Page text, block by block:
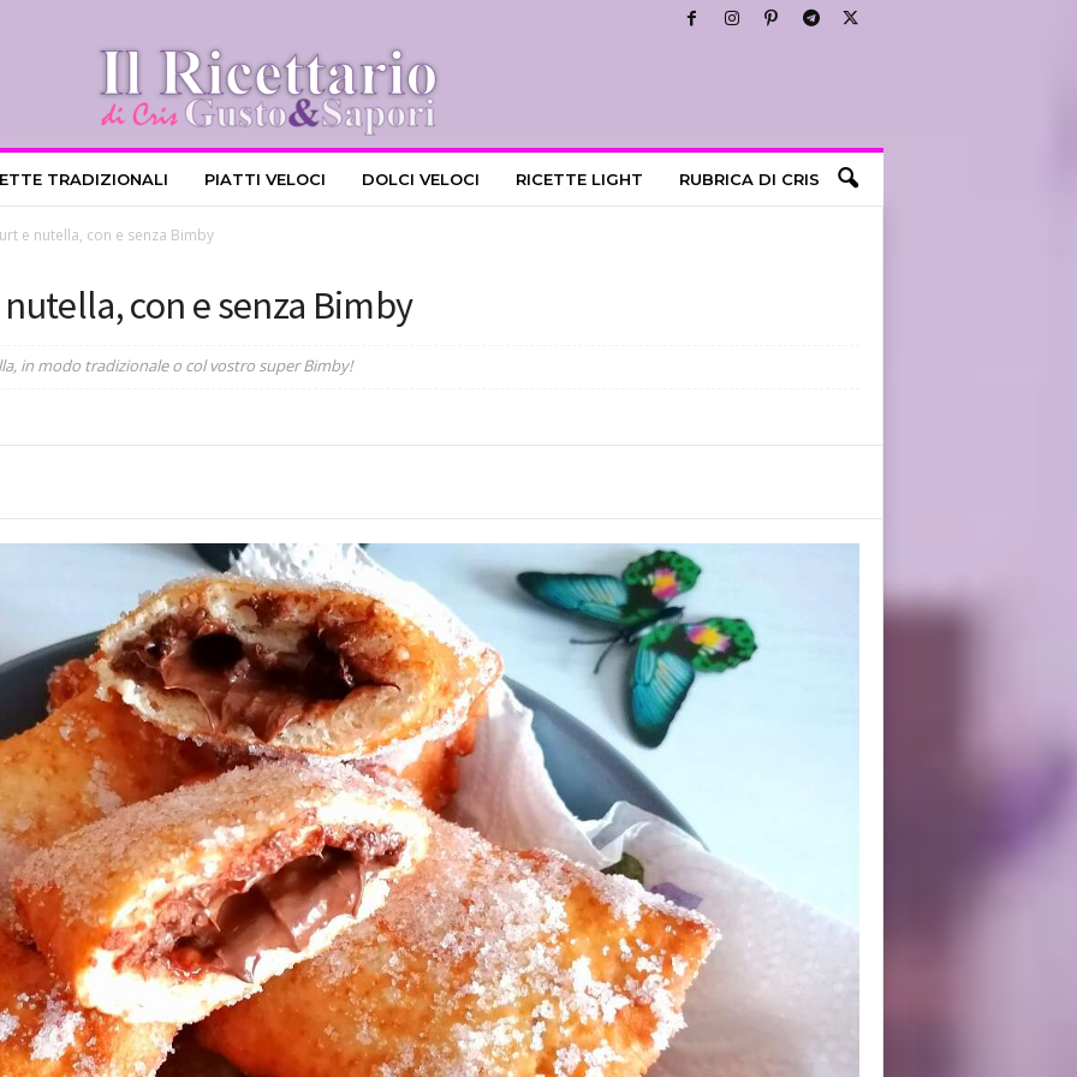
TRADIZIONALI PIATTI VELOCI DOLCI VELOCI RICETTE LIGHT RUBRICA DI CRIS
e nutella, con e senza Bimby
con e senza Bimby
in modo tradizionale o col vostro super Bimby!